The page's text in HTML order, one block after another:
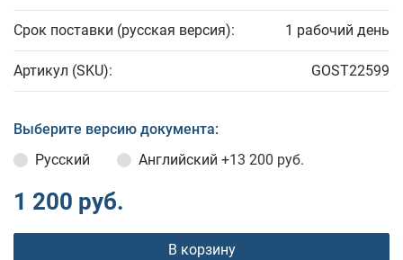
Срок поставки (русская версия): 1 рабочий день
Артикул (SKU): GOST22599
Выберите версию документа:
Русский
Английский +13 200 руб.
1 200 руб.
В корзину